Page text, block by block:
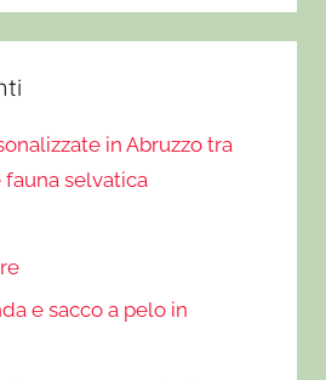
in Abruzzo tra
selvatica
e sacco a pelo in